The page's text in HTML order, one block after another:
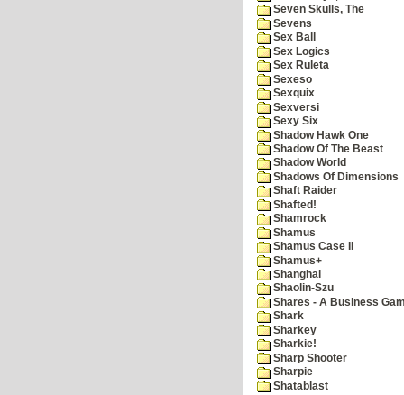
Seven Skulls, The
Sevens
Sex Ball
Sex Logics
Sex Ruleta
Sexeso
Sexquix
Sexversi
Sexy Six
Shadow Hawk One
Shadow Of The Beast
Shadow World
Shadows Of Dimensions
Shaft Raider
Shafted!
Shamrock
Shamus
Shamus Case II
Shamus+
Shanghai
Shaolin-Szu
Shares - A Business
Shark
Sharkey
Sharkie!
Sharp Shooter
Sharpie
Shatablast